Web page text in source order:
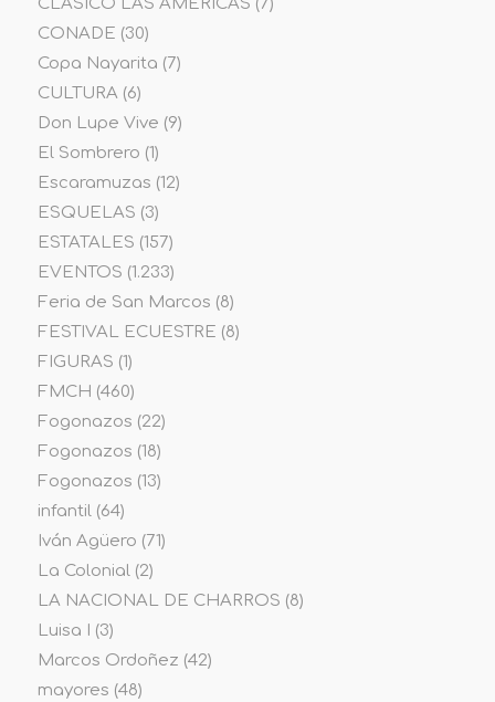
CLÁSICO LAS AMÉRICAS (7)
CONADE (30)
Copa Nayarita (7)
CULTURA(6)
Don Lupe Vive (9)
El Sombrero (1)
Escaramuzas (12)
ESQUELAS (3)
ESTATALES (157)
EVENTOS (1.233)
Feria de San Marcos (8)
FESTIVAL ECUESTRE (8)
FIGURAS (1)
FMCH (460)
Fogonazos (22)
Fogonazos (18)
Fogonazos (13)
infantil(64)
Iván Agüero (71)
La Colonial(2)
LA NACIONAL DE CHARROS (8)
Luisa I
(3)
Marcos Ordoñez (42)
mayores (48)